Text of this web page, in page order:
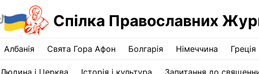
Спілка Православних
Албанія Свята Гора Афон Болгарія Німеччина Греція
Людина і Церква Історія і культура Запитання до